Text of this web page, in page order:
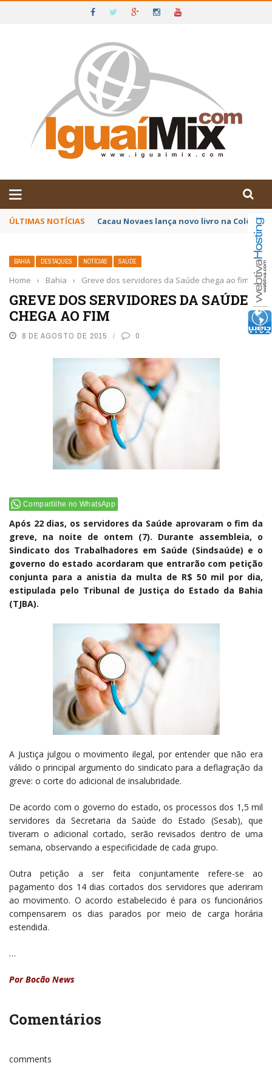
IGUAÍ E SUDOESTE DA BAHIA
ÚLTIMAS NOTÍCIAS Poetas baianos representam o Brasil no
BAHIA DESTAQUES NOTÍCIAS SAÚDE
Home › Bahia › Greve dos servidores da Saúde chega ao fim
GREVE DOS SERVIDORES DA SAÚDE
CHEGA AO FIM
8 DE AGOSTO DE 2015 0
Compartilhe no WhatsApp
Após 22 dias, os servidores da Saúde aprovaram o fim da
greve, na noite de ontem (7). Durante assembleia, o
Sindicato dos Trabalhadores em Saúde (Sindsaúde) e o
governo do estado acordaram que entrarão com petição
conjunta para a anistia da multa de R$ 50 mil por dia,
estipulada pelo Tribunal de Justiça do Estado da Bahia
(TJBA).
A Justiça julgou o movimento ilegal, por entender que não era
válido o principal argumento do sindicato para a deflagração da
greve: o corte do adicional de insalubridade.
De acordo com o governo do estado, os processos dos 1,5 mil
servidores da Secretaria da Saúde do Estado (Sesab), que
tiveram o adicional cortado, serão revisados dentro de uma
semana, observando a especificidade de cada grupo.
Outra petição a ser feita conjuntamente refere-se ao
pagamento dos 14 dias cortados dos servidores que aderiram
ao movimento. O acordo estabelecido é para os funcionários
compensarem os dias parados por meio de carga horária
estendida.
…
Por Bocão News
Comentários
comments